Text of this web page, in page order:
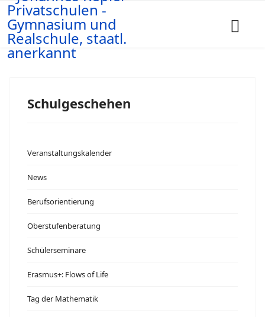
Schulgeschehen
Veranstaltungskalender
News
Berufsorientierung
Oberstufenberatung
Schülerseminare
Erasmus+: Flows of Life
Tag der Mathematik